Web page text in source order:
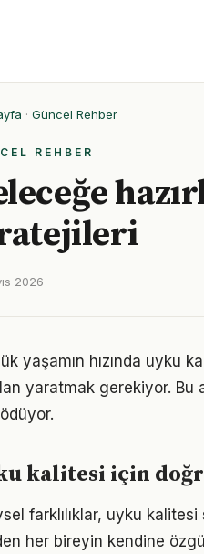
· Güncel Rehber
REHBER
2026
yaşamın hızında uyku
yaratmak gerekiyor. Bu
kalitesi için
farklılıklar, uyku
her bireyin kendine